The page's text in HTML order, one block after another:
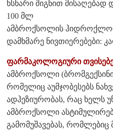
ხსნარი შიგნით
100 მლ
ამბროქსოლის
დამხმარე ნივთიერებები:
ფარმაკოლოგიური
ამბროქსოლი
რომელიც აუმჯობესებს
ადჰეზიურობას, რაც ხელს
ამბროქსოლი
გამომუშავებას,